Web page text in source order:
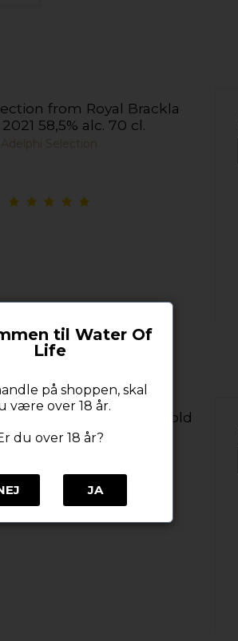
from Royal Brackla
58,5% alc. 70 cl.
Adelphi Selection
of The Isles 14 years old
58,6% alc. 70 cl.
til Water Of
Life
på shoppen, skal
være over 18 år.
du over 18 år?
JA